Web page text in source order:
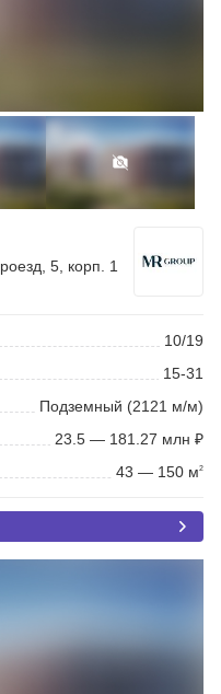
, 5, корп. 1
10/19
15-31
Подземный (2121 м/м)
23.5 — 181.27 млн ₽
43 — 150 м2